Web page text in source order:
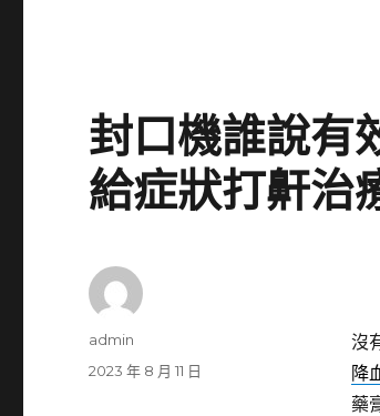
封口機誰說有
給症狀打鼾治
沒
降
藥
作
admin
發
2023 年 8 月 11 日